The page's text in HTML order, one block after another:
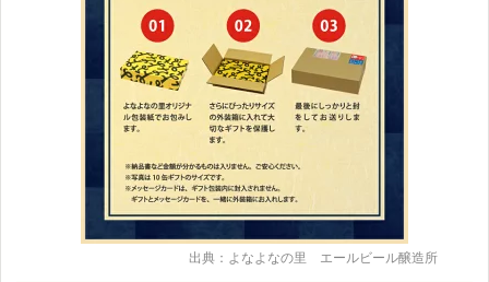
出典：よなよなの里 エールビール醸造所